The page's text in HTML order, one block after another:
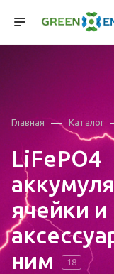
Главная — Каталог
LiFePO4
ячейки и
ним
18